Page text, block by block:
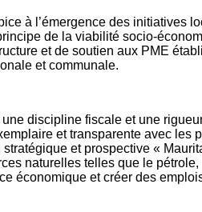
à l’émergence des initiatives
de la viabilité socio-
et de soutien aux PME
et communale.
discipline fiscale et une
et transparente avec
et prospective «
naturelles telles que le
économique et créer des